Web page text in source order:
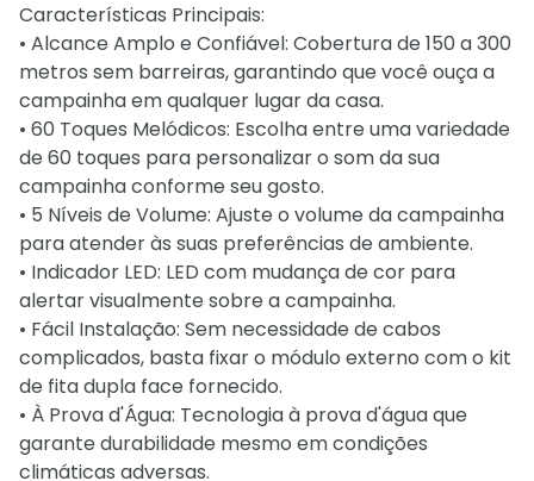
Características Principais:
• Alcance Amplo e Confiável: Cobertura de 150 a 300
metros sem barreiras, garantindo que você ouça a
campainha em qualquer lugar da casa.
• 60 Toques Melódicos: Escolha entre uma variedade
de 60 toques para personalizar o som da sua
campainha conforme seu gosto.
• 5 Níveis de Volume: Ajuste o volume da campainha
para atender às suas preferências de ambiente.
• Indicador LED: LED com mudança de cor para
alertar visualmente sobre a campainha.
• Fácil Instalação: Sem necessidade de cabos
complicados, basta fixar o módulo externo com o kit
de fita dupla face fornecido.
• À Prova d'Água: Tecnologia à prova d'água que
garante durabilidade mesmo em condições
climáticas adversas.